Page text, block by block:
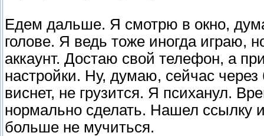
Едем дальше. Я смотрю в окно,
голове. Я ведь тоже иногда играю,
аккаунт. Достаю свой телефон, а
настройки. Ну, думаю, сейчас
виснет, не грузится. Я психанул.
нормально сделать. Нашел ссылку
больше не мучиться.